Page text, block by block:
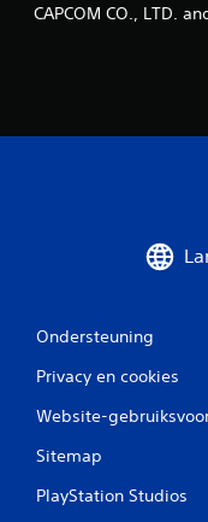
CAPCOM CO., LTD.
Ondersteuning
Privacy en cookies
Website-
Sitemap
PlayStation Studios